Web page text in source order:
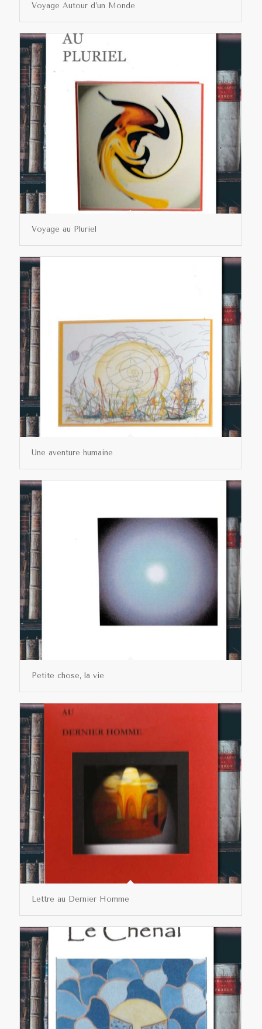
Voyage Autour d’un Monde
Voyage au Pluriel
Une aventure humaine
Petite chose, la vie
Lettre au Dernier Homme